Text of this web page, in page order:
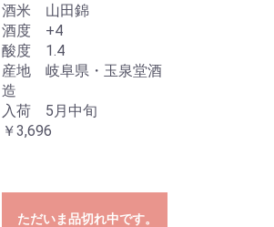
酒米 山田錦
酒度 +4
酸度 1.4
産地 岐阜県・玉泉堂酒
造
入荷 5月中旬
￥3,696
ただいま品切れ中です。